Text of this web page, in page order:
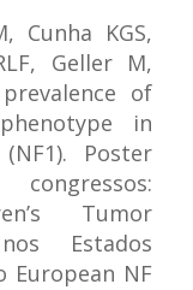
Cunha KGS,
Geller M,
of
in
Poster
Tumor
Estados
European NF